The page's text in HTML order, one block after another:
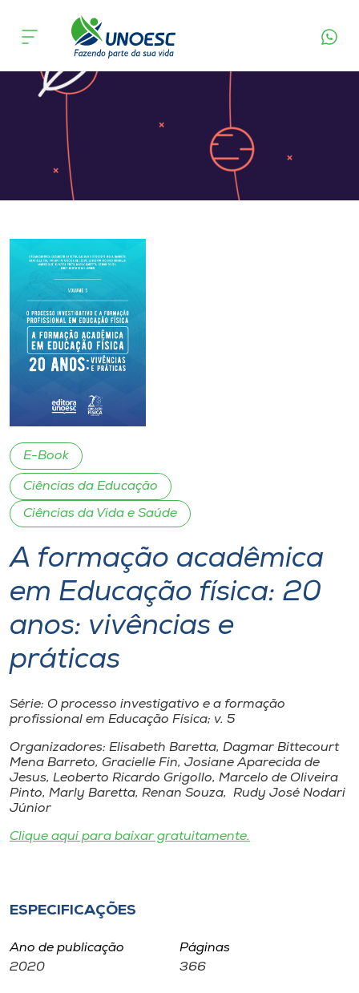
Cursos
Onde estamos
Atendimento ao Estudante
Unoesc
Internacionalização
Diplomados
Cultura
Biblioteca
Editora
Rádio
Museu
Unoesc
Store
A+
A-
E-Book
Ciências da Educação
Ciências da Vida e Saúde
A formação acadêmica
em Educação física: 20
anos: vivências e
práticas
Série: O processo investigativo e a formação
profissional em Educação Física; v. 5
Organizadores: Elisabeth Baretta, Dagmar Bittecourt
Mena Barreto, Gracielle Fin, Josiane Aparecida de
Jesus, Leoberto Ricardo Grigollo, Marcelo de Oliveira
Pinto, Marly Baretta, Renan Souza, Rudy José Nodari
Júnior
Clique aqui para baixar gratuitamente.
ESPECIFICAÇÕES
Ano de publicação
2020
Páginas
366